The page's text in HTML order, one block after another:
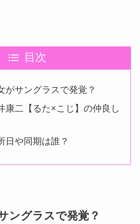
目次
がサングラスで発覚？
康二【るた×こじ】の仲良し
日や同期は誰？
ングラスで発覚？